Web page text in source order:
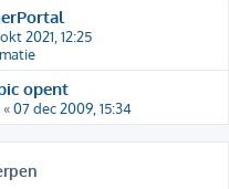
2021, 12:25
opent
«07 dec 2009, 15:34